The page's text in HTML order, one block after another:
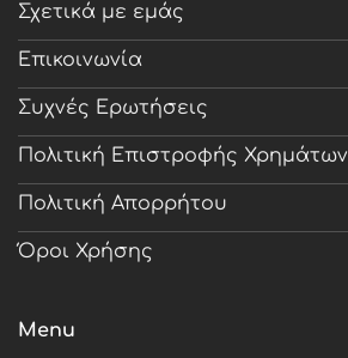
Σχετικά με εμάς
Επικοινωνία
Συχνές Ερωτήσεις
Πολιτική Επιστροφής Χρημάτων
Πολιτική Απορρήτου
Όροι Χρήσης
Menu